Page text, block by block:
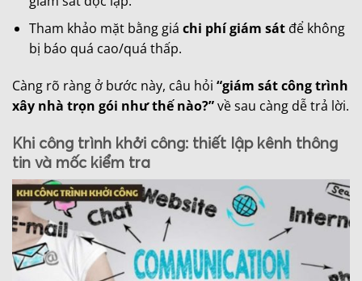
Tham khảo mặt bằng giá chi phí giám sátđể không
bị báo quá cao/quá thấp.
Càng rõ ràng ở bước này, câu hỏi “giám sát công trình
xây nhà trọn gói như thế nào?”về sau càng dễ trả lời.
Khi công trình khởi công: thiết lập kênh thông
tin và mốc kiểm tra